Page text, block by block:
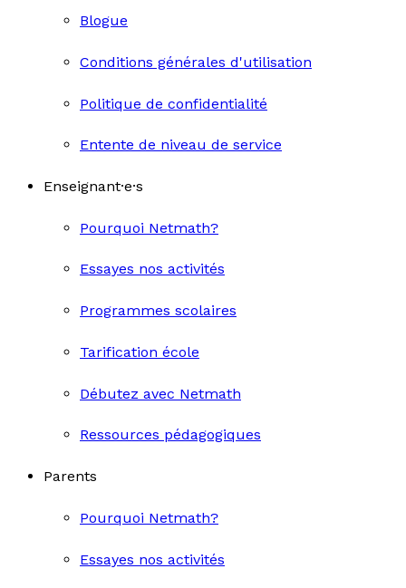
Blogue
Conditions générales d'utilisation
Politique de confidentialité
Entente de niveau de service
Enseignant·e·s
Pourquoi Netmath?
Essayes nos activités
Programmes scolaires
Tarification école
Débutez avec Netmath
Ressources pédagogiques
Parents
Pourquoi Netmath?
Essayes nos activités